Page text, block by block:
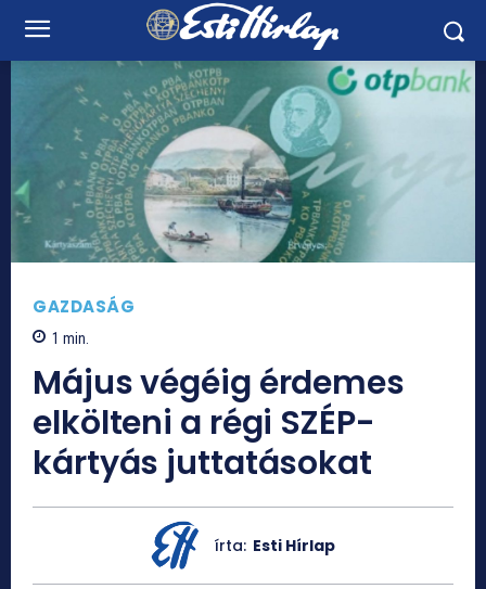
GAZDASÁG
1 min.
Május végéig érdemes
elkölteni a régi SZÉP-
kártyás juttatásokat
írta: Esti Hírlap